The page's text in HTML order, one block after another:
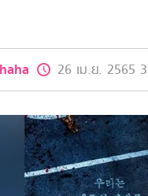
26 เม.ย. 2565